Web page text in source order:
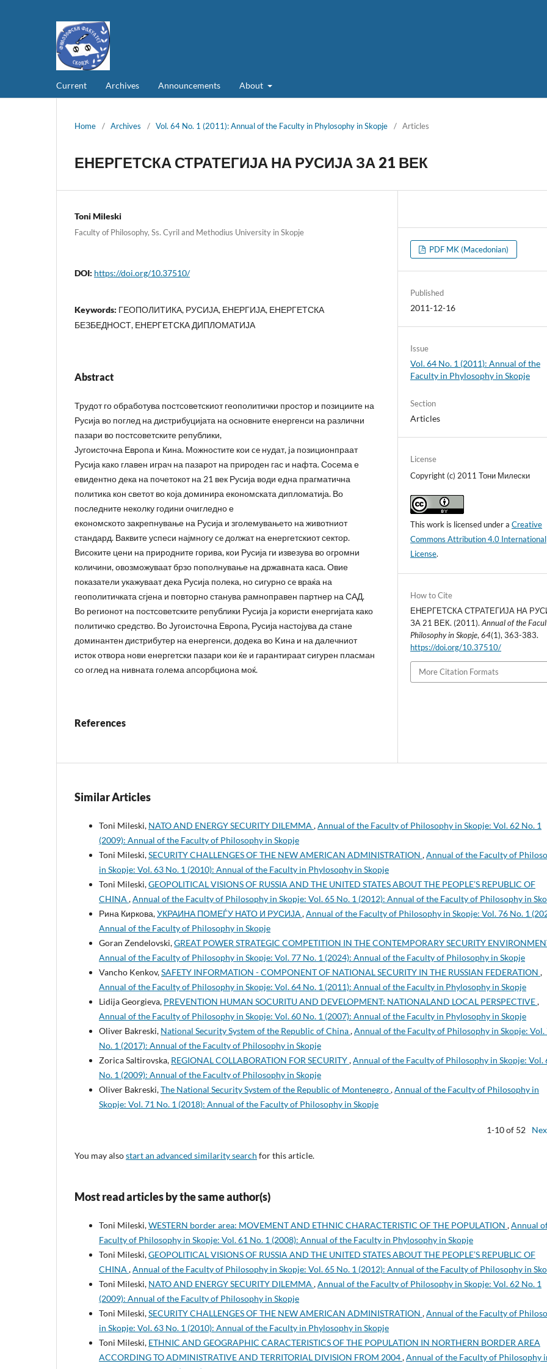
Current Archives Announcements About
Home / Archives / Vol. 64 No. 1 (2011): Annual of the Faculty in Phylosophy in Skopje / Articles
ЕНЕРГЕТСКА СТРАТЕГИЈА НА РУСИЈА ЗА 21 ВЕК
Toni Mileski
Faculty of Philosophy, Ss. Cyril and Methodius University in Skopje
DOI: https://doi.org/10.37510/
Keywords: ГЕОПОЛИТИКА, РУСИЈА, ЕНЕРГИЈА, ЕНЕРГЕТСКА
БЕЗБЕДНОСТ, ЕНЕРГЕТСКА ДИПЛОМАТИЈА
Abstract
Трудот го обработува постсоветскиот геополитички простор и позициите на
Русија во поглед на дистрибуцијата на основните енергенси на различни
пазари во постсоветските републики,
Југоисточна Европа и Кина. Можностите кои ce нудат, ja позиционпраат
Русија како главен играч на пазарот на природен гас и нафта. Сосема е
евидентно дека на почетокот на 21 век Русија води една прагматична
политика кон светот во која доминира економската дипломатија. Во
последните неколку години очигледно е
економското закрепнување на Русија и зголемувањето на животниот
стандард. Ваквите успеси најмногу ce должат на енергетскиот сектор.
Високите цени на природните горива, кои Русија ги извезува во огромни
количини, овозможуваат брзо пополнување на државната каса. Овие
показатели укажуваат дека Русија полека, но сигурно ce враќа на
геополитичката сгјена и повторно станува рамноправен партнер на САД.
Во регионот на постсоветските републики Русија ja користи енергијата како
политичко средство. Во Југоисточна Εвροna, Русија настојува дa стане
доминантен дистрибутер на енергенси, додека во Kинa и на далечниот
исток отвора нови енергетски пазари кои ќе и гарантираат сигурен пласман
со оглед на нивната голема апсорбциона моќ.
References
PDF MK (Macedonian)
Published
2011-12-16
Issue
Vol. 64 No. 1 (2011): Annual of the
Faculty in Phylosophy in Skopje
Section
Articles
License
Copyright (c) 2011 Тони Милески
This work is licensed under aCreative
Commons Attribution 4.0 International
License.
How to Cite
ЕНЕРГЕТСКА СТРАТЕГИЈА НА
ЗА 21 ВЕК. (2011).Annual of the
Philosophy in Skopje,64(1), 363-383.
https://doi.org/10.37510/
More Citation Formats
Similar Articles
Toni Mileski, NATO AND ENERGY SECURITY DILEMMA ,Annual of the Faculty of Philosophy in Skopje: Vol. 62 No. 1
(2009): Annual of the Faculty of Philosophy in Skopje
Toni Mileski,SECURITY CHALLENGES OF THE NEW AMERICAN ADMINISTRATION ,Annual of the Faculty of
in Skopje: Vol. 63 No. 1 (2010): Annual of the Faculty in Phylosophy in Skopje
Toni Mileski,GEOPOLITICAL VISIONS OF RUSSIA AND THE UNITED STATES ABOUT THE PEOPLE’S REPUBLIC OF
CHINA ,Annual of the Faculty of Philosophy in Skopje: Vol. 65 No. 1 (2012): Annual of the Faculty of Philosophy in
Рина Киркова,УКРАИНА ПОМЕЃУ НАТО И РУСИЈА,Annual of the Faculty of Philosophy in Skopje: Vol. 76 No. 1
Annual of the Faculty of Philosophy in Skopje
Goran Zendelovski,GREAT POWER STRATEGIC COMPETITION IN THE CONTEMPORARY SECURITY
Annual of the Faculty of Philosophy in Skopje: Vol. 77 No. 1 (2024): Annual of the Faculty of Philosophy in Skopje
Vancho Kenkov,SAFETY INFORMATION - COMPONENT OF NATIONAL SECURITY IN THE RUSSIAN FEDERATION ,
Annual of the Faculty of Philosophy in Skopje: Vol. 64 No. 1 (2011): Annual of the Faculty in Phylosophy in Skopje
Lidija Georgieva, PREVENTION HUMAN SOCURITU AND DEVELOPMENT: NATIONALAND LOCAL PERSPECTIVE,
Annual of the Faculty of Philosophy in Skopje: Vol. 60 No. 1 (2007): Annual of the Faculty in Phylosophy in Skopje
Oliver Bakreski, National Security System of the Republic of China,Annual of the Faculty of Philosophy in Skopje: Vol.
No. 1 (2017): Annual of the Faculty of Philosophy in Skopje
Zorica Saltirovska, REGIONAL COLLABORATION FOR SECURITY,Annual of the Faculty of Philosophy in Skopje: Vol.
No. 1 (2009): Annual of the Faculty of Philosophy in Skopje
Oliver Bakreski,The National Security System of the Republic of Montenegro,Annual of the Faculty of Philosophy in
Skopje: Vol. 71 No. 1 (2018): Annual of the Faculty of Philosophy in Skopje
1-10 of 52
You may alsostart an advanced similarity search for this article.
Most read articles by the same author(s)
Toni Mileski,WESTERN border area: MOVEMENT AND ETHNIC CHARACTERISTIC OF THE POPULATION ,Annual
Faculty of Philosophy in Skopje: Vol. 61 No. 1 (2008): Annual of the Faculty in Phylosophy in Skopje
Toni Mileski,GEOPOLITICAL VISIONS OF RUSSIA AND THE UNITED STATES ABOUT THE PEOPLE’S REPUBLIC OF
CHINA ,Annual of the Faculty of Philosophy in Skopje: Vol. 65 No. 1 (2012): Annual of the Faculty of Philosophy in
Toni Mileski, NATO AND ENERGY SECURITY DILEMMA ,Annual of the Faculty of Philosophy in Skopje: Vol. 62 No. 1
(2009): Annual of the Faculty of Philosophy in Skopje
Toni Mileski,SECURITY CHALLENGES OF THE NEW AMERICAN ADMINISTRATION ,Annual of the Faculty of
in Skopje: Vol. 63 No. 1 (2010): Annual of the Faculty in Phylosophy in Skopje
Toni Mileski, ETHNIC AND GEOGRAPHIC CARACTERISTICS OF THE POPULATION IN NORTHERN BORDER AREA
ACCORDING TO ADMINISTRATIVE AND TERRITORIAL DIVISION FROM 2004,Annual of the Faculty of Philosophy